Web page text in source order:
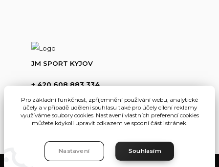
JM SPORT KYJOV
+ 420 608 883 334
info@jmsportkyjov.cz
Pro základní funkčnost, zpříjemnění používání webu, analytické
účely a v případě udělení souhlasu také pro účely cílení reklamy
využíváme soubory cookies. Nastavení vlastních preferencí cookies
můžete kdykoli upravit odkazem ve spodní části stránek.
Nastavení Souhlasím